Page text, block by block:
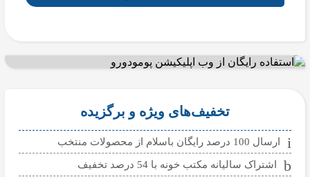
تخفیف‌های ویژه و برگزیده
ارسال 100 درصد رایگان باسلام از محصولات منتخب
اشتراک سالیانه مکتب خونه با 54 درصد تخفیف